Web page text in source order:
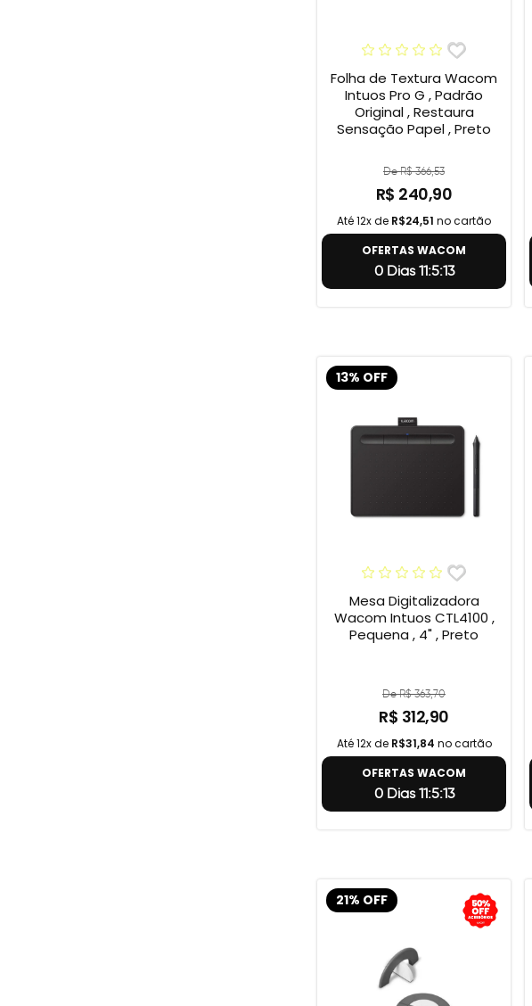
Folha de Textura Wacom
Intuos Pro G , Padrão
Original , Restaura
Sensação Papel , Preto
De R$ 366,53
R$ 240,90
Até 12x de R$24,51 no cartão
OFERTAS WACOM
0 Dias 11:5:12
13% OFF
Mesa Digitalizadora
Wacom Intuos CTL4100 ,
Pequena , 4" , Preto
De R$ 363,70
R$ 312,90
Até 12x de R$31,84 no cartão
OFERTAS WACOM
0 Dias 11:5:12
21% OFF